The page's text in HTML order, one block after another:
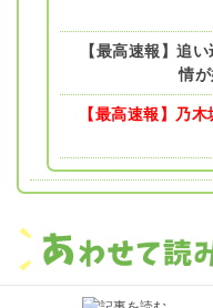
【最高速報】追
情
【最高速報】乃